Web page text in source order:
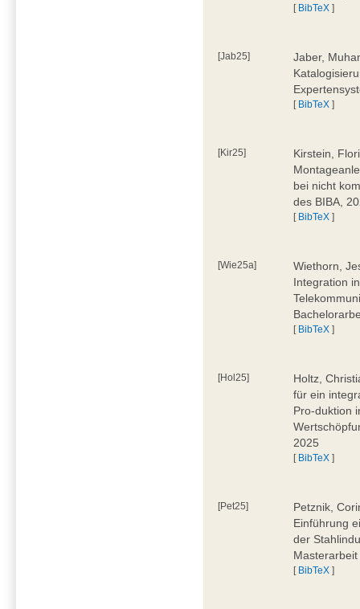
[ BibTeX ]
[Jab25]
Jaber,
[ BibTeX ]
[Kir25]
Kirstein,
bei nicht
des BIBA,
[ BibTeX ]
[Wie25a]
Wiethorn,
Integration
[ BibTeX ]
[Hol25]
Holtz,
für ein
Pro-duktion
2025
[ BibTeX ]
[Pet25]
Petznik,
Einführung
der
[ BibTeX ]